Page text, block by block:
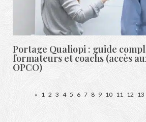
Portage Qualiopi : guide
formateurs et coachs (accès
OPCO)
« 1 2 3 4 5 6 7 8 9 10 11 12 13